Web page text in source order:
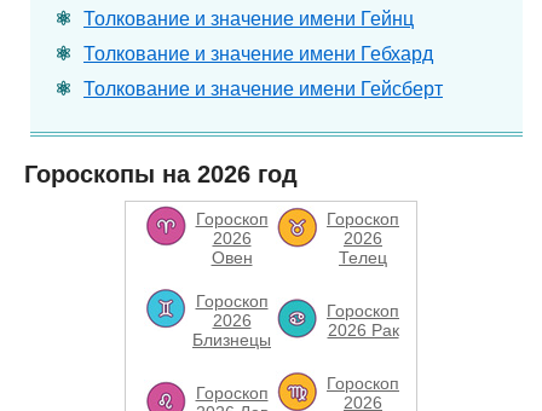
Толкование и значение имени Гейнц
Толкование и значение имени Гебхард
Толкование и значение имени Гейсберт
Гороскопы на 2026 год
Гороскоп
2026
Овен
Гороскоп
2026
Телец
Гороскоп
2026
Близнецы
Гороскоп
2026 Рак
Гороскоп
Гороскоп
2026